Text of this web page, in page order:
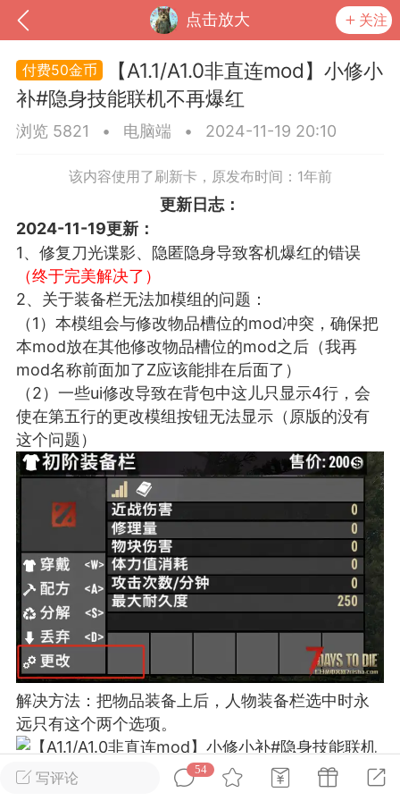
点击放大 关注
我的钱包 道具 排行榜
MOD下载 攻略教程 联机招募
大人
Lv.8
02-10 15:45
电脑端 其他&工具
禁止发布联机可用的作弊模组，
单机辅助引流私下售卖服务器外挂！
作弊模组的发布规范近期收到一些信息
作弊模组在联机服务器使用,为了维护游
环境，中文网特此发布以下声明，规范
模组的发布行为：1. *...
72 2.21w
大人
Lv.8
写评论
54
50金币
【A1.1/A1.0非直连mod】小修小
补#隐身技能联机不再爆红
浏览 5821 • 电脑端 • 2024-11-19 20:10
该内容使用了刷新卡，原发布时间：1年前
更新日志：
2024-11-19更新：
1、修复刀光谍影、隐匿隐身导致客机爆红的错误
（终于完美解决了）
2、关于装备栏无法加模组的问题：
（1）本模组会与修改物品槽位的mod冲突，确保把
本mod放在其他修改物品槽位的mod之后（我再
mod名称前面加了Z应该能排在后面了）
（2）一些ui修改导致在背包中这儿只显示4行，会
使在第五行的更改模组按钮无法显示（原版的没有
这个问题）
解决方法：把物品装备上后，人物装备栏选中时永
远只有这个两个选项。